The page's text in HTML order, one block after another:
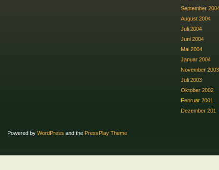
September
August 2004
Juli 2004
Juni 2004
Mai 2004
Januar 2004
November 2003
Juli 2003
Oktober 2002
Februar 2001
Dezember 201
Powered by WordPress and the PressPlay Theme